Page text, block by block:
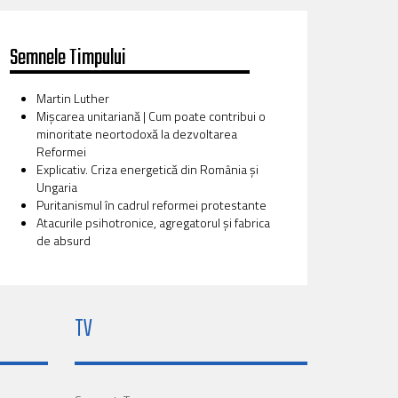
Semnele Timpului
Martin Luther
Mișcarea unitariană | Cum poate contribui o
minoritate neortodoxă la dezvoltarea
Reformei
Explicativ. Criza energetică din România și
Ungaria
Puritanismul în cadrul reformei protestante
Atacurile psihotronice, agregatorul și fabrica
de absurd
TV